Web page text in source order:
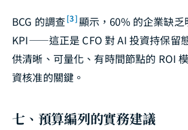
BCG 的調查 [3] 顯示，60% 的企業缺乏
KPI——這正是 CFO 對 AI 投資持保留
供清晰、可量化、有時間節點的 ROI
資核准的關鍵。
七、預算編列的實務建議